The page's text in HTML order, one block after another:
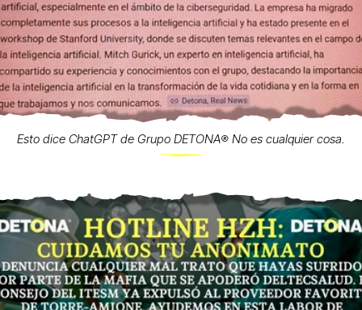
Esto dice ChatGPT de Grupo DETONA®️ No es cualquier cosa.